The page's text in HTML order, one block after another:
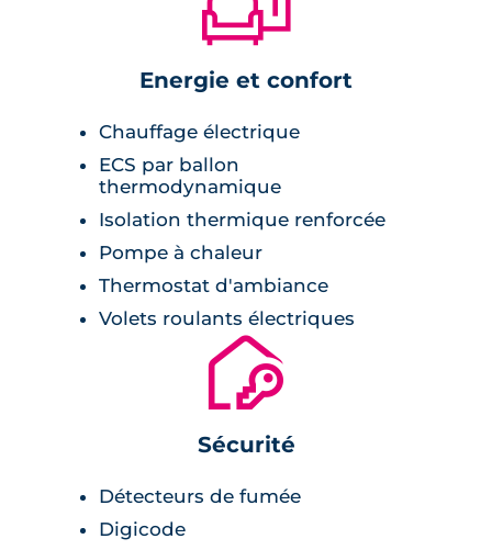
Energie et confort
Chauffage électrique
ECS par ballon
thermodynamique
Isolation thermique renforcée
Pompe à chaleur
Thermostat d'ambiance
Volets roulants électriques
🔐
Sécurité
Détecteurs de fumée
Digicode